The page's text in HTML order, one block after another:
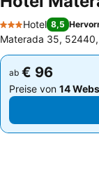
3 Sterne
Hotel 8,5
Materada 35,
ab € 96
Preise von 14
ab € 96
Preise von 14